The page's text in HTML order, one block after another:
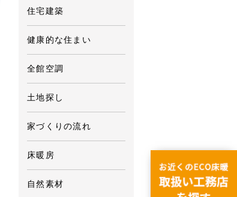
住宅建築
健康的な住まい
全館空調
土地探し
家づくりの流れ
床暖房
自然素材